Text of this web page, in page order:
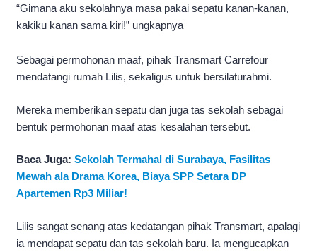
“Gimana aku sekolahnya masa pakai sepatu kanan-kanan,
kakiku kanan sama kiri!” ungkapnya
Sebagai permohonan maaf, pihak Transmart Carrefour
mendatangi rumah Lilis, sekaligus untuk bersilaturahmi.
Mereka memberikan sepatu dan juga tas sekolah sebagai
bentuk permohonan maaf atas kesalahan tersebut.
Baca Juga: Sekolah Termahal di Surabaya, Fasilitas
Mewah ala Drama Korea, Biaya SPP Setara DP
Apartemen Rp3 Miliar!
Lilis sangat senang atas kedatangan pihak Transmart, apalagi
ia mendapat sepatu dan tas sekolah baru. Ia mengucapkan